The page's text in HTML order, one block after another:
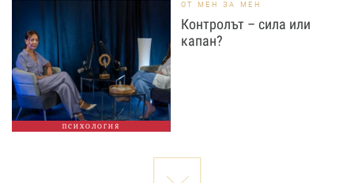
ПСИХОЛОГИЯ
ОТ МЕН ЗА МЕН
Контролът – сила или
капан?